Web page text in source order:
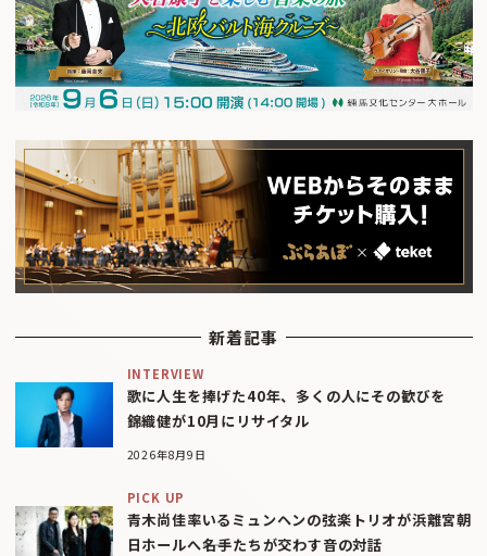
新着記事
INTERVIEW
歌に人生を捧げた40年、多くの人にその歓びを
錦織健が10月にリサイタル
2026年8月9日
PICK UP
青木尚佳率いるミュンヘンの弦楽トリオが浜離宮朝
日ホールへ――名手たちが交わす音の対話